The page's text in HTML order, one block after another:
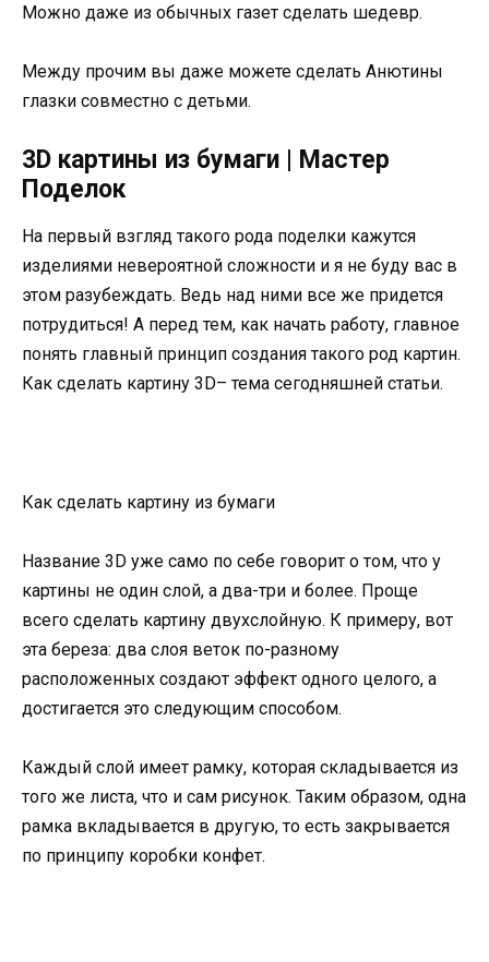
Можно даже из обычных газет сделать шедевр.
Между прочим вы даже можете сделать Анютины
глазки совместно с детьми.
3D картины из бумаги | Мастер
Поделок
На первый взгляд такого рода поделки кажутся
изделиями невероятной сложности и я не буду вас в
этом разубеждать. Ведь над ними все же придется
потрудиться! А перед тем, как начать работу, главное
понять главный принцип создания такого род картин.
Как сделать картину 3D– тема сегодняшней статьи.
Как сделать картину из бумаги
Название 3D уже само по себе говорит о том, что у
картины не один слой, а два-три и более. Проще
всего сделать картину двухслойную. К примеру, вот
эта береза: два слоя веток по-разному
расположенных создают эффект одного целого, а
достигается это следующим способом.
Каждый слой имеет рамку, которая складывается из
того же листа, что и сам рисунок. Таким образом, одна
рамка вкладывается в другую, то есть закрывается
по принципу коробки конфет.